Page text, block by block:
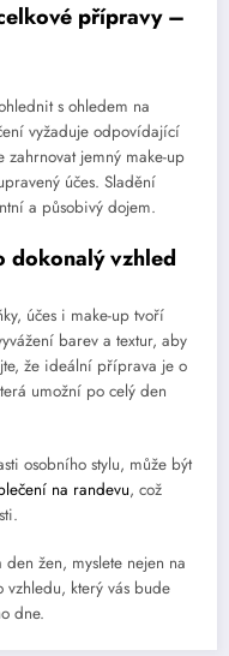
přípravy –
s ohledem na
vyžaduje odpovídající
zahrnovat jemný make-up
účes. Sladění
a působivý dojem.
dokonalý vzhled
účes i make-up tvoří
barev a textur, aby
že ideální příprava je o
umožní po celý den
osobního stylu, může být
na randevu, což
žen, myslete nejen na
vzhledu, který vás bude
dne.